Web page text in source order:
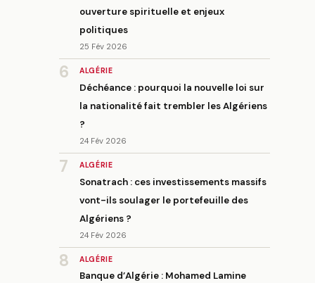
ouverture spirituelle et enjeux
politiques
25 Fév 2026
6 ALGÉRIE
Déchéance : pourquoi la nouvelle loi sur
la nationalité fait trembler les Algériens
?
24 Fév 2026
7 ALGÉRIE
Sonatrach : ces investissements massifs
vont-ils soulager le portefeuille des
Algériens ?
24 Fév 2026
8 ALGÉRIE
Banque d’Algérie : Mohamed Lamine